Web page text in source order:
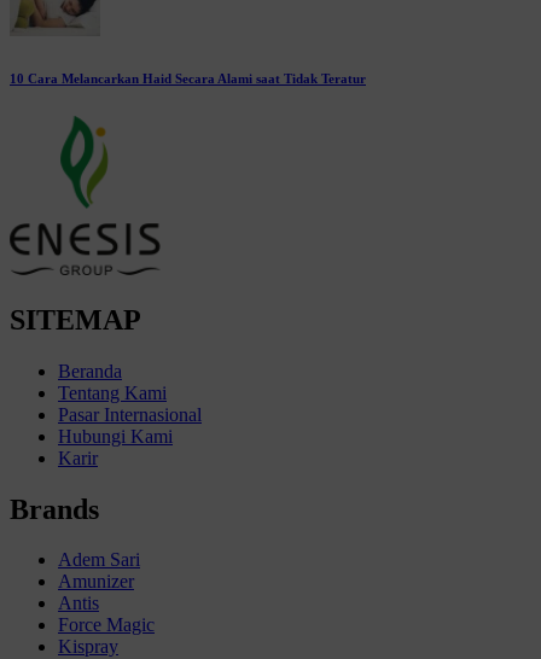
10 Cara Melancarkan Haid Secara Alami saat Tidak Teratur
SITEMAP
Beranda
Tentang Kami
Pasar Internasional
Hubungi Kami
Karir
Brands
Adem Sari
Amunizer
Antis
Force Magic
Kispray